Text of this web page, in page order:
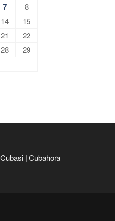
7
8
14
15
21
22
28
29
Cubasi | Cubahora